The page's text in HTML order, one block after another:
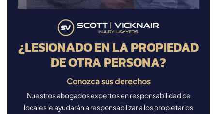
¿LESIONADO EN LA PROPIEDAD
DE OTRA PERSONA?
Conozca sus derechos
Nuestros abogados expertos en responsabilidad de
locales le ayudarán a responsabilizar a los propietarios